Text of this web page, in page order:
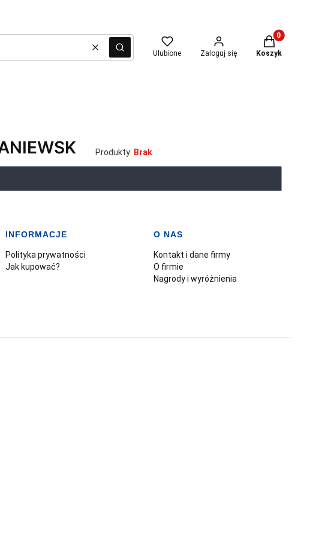
WyczyśćSzukaj Ulubione Zaloguj się
Produkty w
Koszyk
Produkty: Brak
INFORMACJE
Polityka prywatności
Jak kupować?
O NAS
Kontakt i dane firmy
O firmie
Nagrody i wyróżnienia